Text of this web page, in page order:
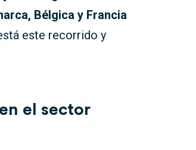
Bélgica y Francia
este recorrido y
el sector